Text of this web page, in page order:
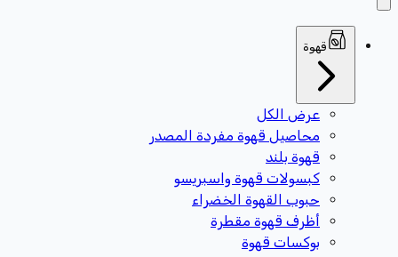
قهوة
عرض الكل
محاصيل قهوة مفردة المصدر
قهوة بلند
كبسولات قهوة واسبريسو
حبوب القهوة الخضراء
أظرف قهوة مقطرة
بوكسات قهوة